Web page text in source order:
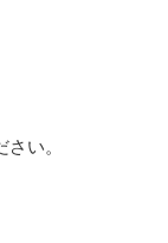
い。